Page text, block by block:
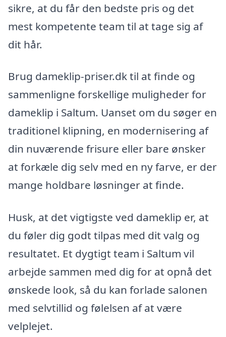
sikre, at du får den bedste pris og det
mest kompetente team til at tage sig af
dit hår.
Brug dameklip-priser.dk til at finde og
sammenligne forskellige muligheder for
dameklip i Saltum. Uanset om du søger en
traditionel klipning, en modernisering af
din nuværende frisure eller bare ønsker
at forkæle dig selv med en ny farve, er der
mange holdbare løsninger at finde.
Husk, at det vigtigste ved dameklip er, at
du føler dig godt tilpas med dit valg og
resultatet. Et dygtigt team i Saltum vil
arbejde sammen med dig for at opnå det
ønskede look, så du kan forlade salonen
med selvtillid og følelsen af at være
velplejet.